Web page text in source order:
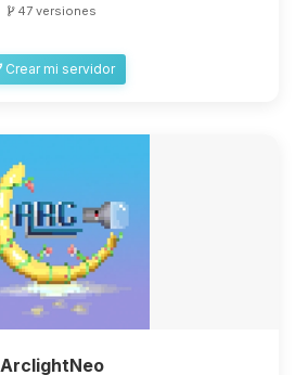
47 versiones
Crear mi servidor
ArclightNeo